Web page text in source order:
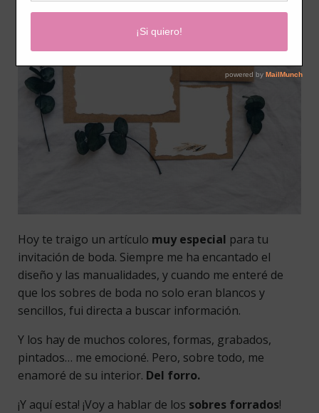
Hoy te traigo un artículo muy especial para tu
invitación de boda. Siempre me ha encantado el
diseño y las manualidades, y cuando me enteré de
que los sobres de boda no solo eran blancos y
sencillos, fui directa a buscar información.
Y los hay de muchos colores, formas, grabados,
pintados… me emocioné. Pero, sobre todo, me
enamoré de su interior. Del forro.
¡Y aquí esta! ¡Voy a hablar de los sobres forrados!